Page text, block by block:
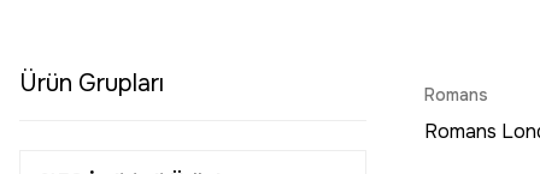
Ürün Grupları Romans
Romans